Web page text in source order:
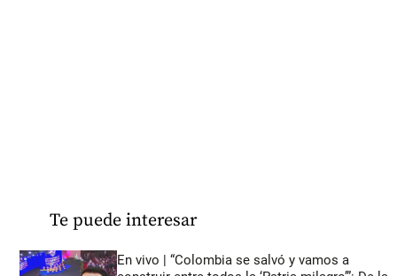
Te puede interesar
En vivo | “Colombia se salvó y vamos a